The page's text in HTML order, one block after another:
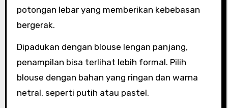
potongan lebar yang memberikan kebebasan
bergerak.
Dipadukan dengan blouse lengan panjang,
penampilan bisa terlihat lebih formal. Pilih
blouse dengan bahan yang ringan dan warna
netral, seperti putih atau pastel.